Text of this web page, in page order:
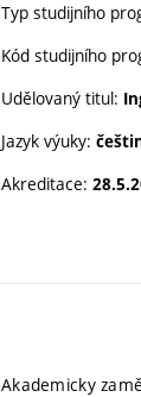
Typ studijního
Kód studijního
Udělovaný titul:
Jazyk výuky:
Akreditace:
Akademicky